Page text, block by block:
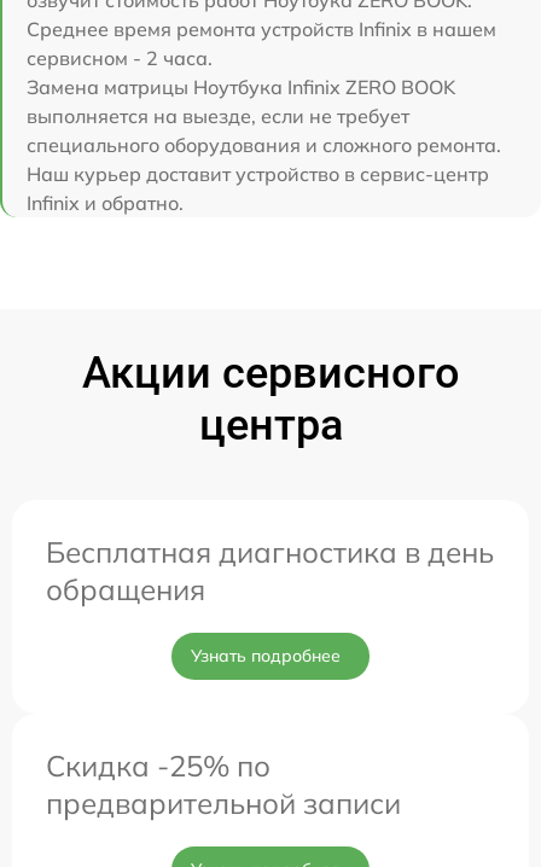
Среднее время ремонта устройств Infinix в нашем
сервисном - 2 часа.
Замена матрицы Ноутбука Infinix ZERO BOOK
выполняется на выезде, если не требует
специального оборудования и сложного ремонта.
Наш курьер доставит устройство в сервис-центр
Infinix и обратно.
Акции сервисного
центра
Бесплатная диагностика в день
обращения
Узнать подробнее
Скидка -25% по
предварительной записи